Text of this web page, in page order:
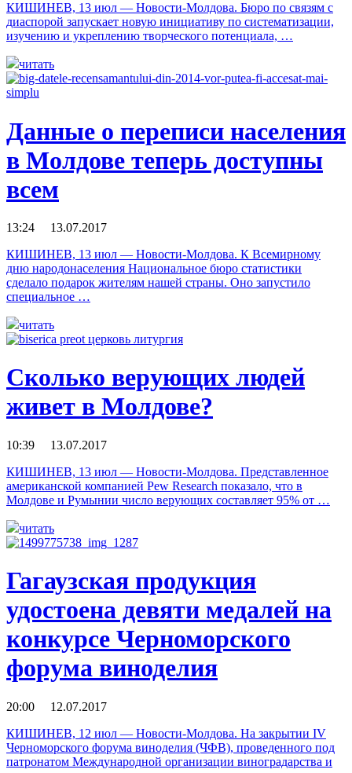
КИШИНЕВ, 13 июл — Новости-Молдова. Бюро по связям с
диаспорой запускает новую инициативу по систематизации,
изучению и укреплению творческого потенциала, …
читать
Данные о переписи населения
в Молдове теперь доступны
всем
13:24 13.07.2017
КИШИНЕВ, 13 июл — Новости-Молдова. К Всемирному
дню народонаселения Национальное бюро статистики
сделало подарок жителям нашей страны. Оно запустило
специальное …
читать
Сколько верующих людей
живет в Молдове?
10:39 13.07.2017
КИШИНЕВ, 13 июл — Новости-Молдова. Представленное
американской компанией Pew Research показало, что в
Молдове и Румынии число верующих составляет 95% от …
читать
Гагаузская продукция
удостоена девяти медалей на
конкурсе Черноморского
форума виноделия
20:00 12.07.2017
КИШИНЕВ, 12 июл — Новости-Молдова. На закрытии IV
Черноморского форума виноделия (ЧФВ), проведенного под
патронатом Международной организации виноградарства и